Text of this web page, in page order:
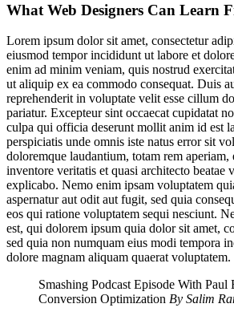
What Web Designers Can Learn
Lorem ipsum dolor sit amet, consectetur
eiusmod tempor incididunt ut labore et
enim ad minim veniam, quis nostrud
ut aliquip ex ea commodo consequat. Duis
reprehenderit in voluptate velit esse cillum
pariatur. Excepteur sint occaecat cupidatat
culpa qui officia deserunt mollit anim id est
perspiciatis unde omnis iste natus error sit
doloremque laudantium, totam rem aperiam,
inventore veritatis et quasi architecto beatae
explicabo. Nemo enim ipsam voluptatem
aspernatur aut odit aut fugit, sed quia
eos qui ratione voluptatem sequi nesciunt.
est, qui dolorem ipsum quia dolor sit amet,
sed quia non numquam eius modi tempora
dolore magnam aliquam quaerat voluptatem.
Smashing Podcast Episode With Paul
Conversion Optimization By Salim